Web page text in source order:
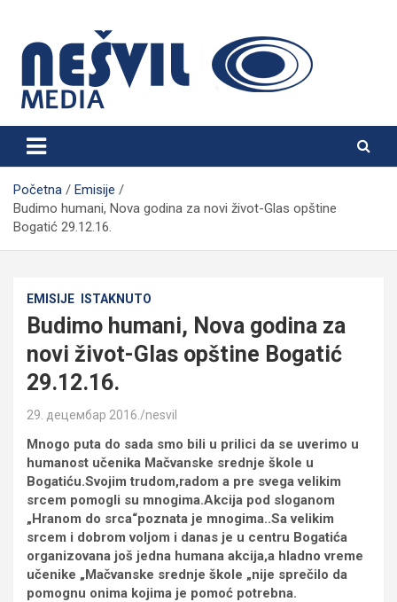
content
Nešvil Media Bogatić
Početna
Emisije
Budimo humani, Nova godina za novi život-Glas opštine
Bogatić 29.12.16.
EMISIJE ISTAKNUTO
Budimo humani, Nova godina za
novi život-Glas opštine Bogatić
29.12.16.
29. децембар 2016. nesvil
Mnogo puta do sada smo bili u prilici da se uverimo u
humanost učenika Mačvanske srednje škole u
Bogatiću.Svojim trudom,radom a pre svega velikim
srcem pomogli su mnogima.Akcija pod sloganom
„Hranom do srca“poznata je mnogima..Sa velikim
srcem i dobrom voljom i danas je u centru Bogatića
organizovana još jedna humana akcija,a hladno vreme
učenike „Mačvanske srednje škole „nije sprečilo da
pomognu onima kojima je pomoć potrebna.